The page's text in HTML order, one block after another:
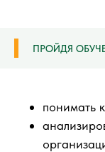
ПРОЙДЯ
понимать